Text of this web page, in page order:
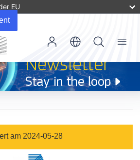
EU
Menu
am 2024-05-28